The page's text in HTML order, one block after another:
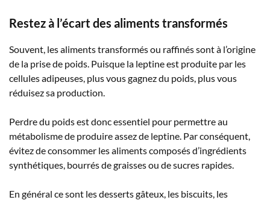
Restez à l’écart des aliments transformés
Souvent, les aliments transformés ou raffinés sont à l’origine
de la prise de poids. Puisque la leptine est produite par les
cellules adipeuses, plus vous gagnez du poids, plus vous
réduisez sa production.
Perdre du poids est donc essentiel pour permettre au
métabolisme de produire assez de leptine. Par conséquent,
évitez de consommer les aliments composés d’ingrédients
synthétiques, bourrés de graisses ou de sucres rapides.
En général ce sont les desserts gâteux, les biscuits, les